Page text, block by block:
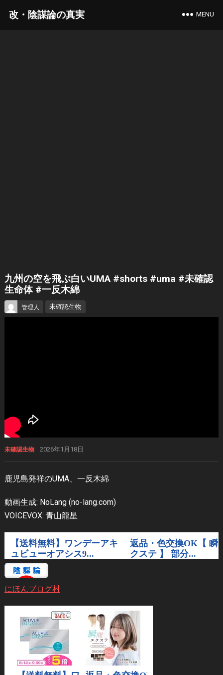
改・陰謀論の真実 MENU
九州の空を飛ぶ白いUMA #shorts #uma #未確認
生命体 #一反木綿
管理人 未確認生物
未確認生物 2026年1月18日
鹿児島発祥のUMA、一反木綿
動画生成: NoLang (no-lang.com)
VOICEVOX: 青山龍星
にほんブログ村